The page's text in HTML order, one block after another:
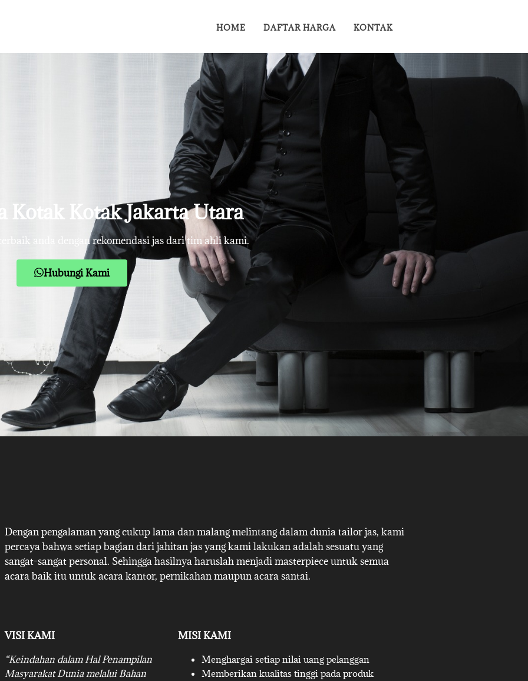
HOME DAFTAR HARGA KONTAK
Kotak Kotak Jakarta Utara
anda dengan rekomendasi jas dari tim ahli kami.
Hubungi Kami
Dengan pengalaman yang cukup lama dan malang melintang dalam dunia tailor jas, kami
percaya bahwa setiap bagian dari jahitan jas yang kami lakukan adalah sesuatu yang
sangat-sangat personal. Sehingga hasilnya haruslah menjadi masterpiece untuk semua
acara baik itu untuk acara kantor, pernikahan maupun acara santai.
VISI KAMI
“Keindahan dalam Hal Penampilan
Masyarakat Dunia melalui Bahan
MISI KAMI
Menghargai setiap nilai uang pelanggan
Memberikan kualitas tinggi pada produk